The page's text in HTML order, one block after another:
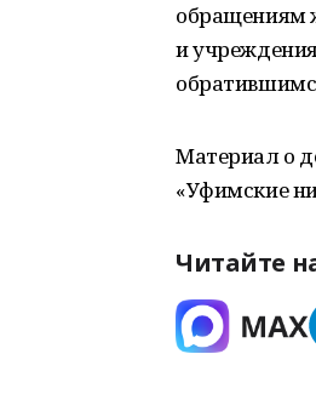
обращениям
и
Материал о
«Уфимские
Читайте